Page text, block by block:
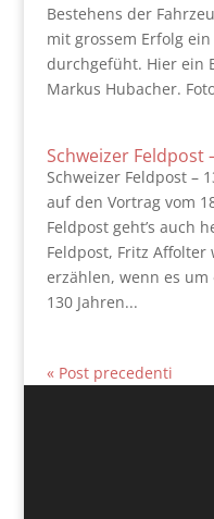
Bestehens der
mit grossem Erfolg
durchgefüht. Hier ein
Markus Hubacher.
Schweizer Feldpost
Schweizer Feldpost –
auf den Vortrag vom
Feldpost geht’s auch
Feldpost, Fritz
erzählen, wenn es
130 Jahren...
« Post precedenti